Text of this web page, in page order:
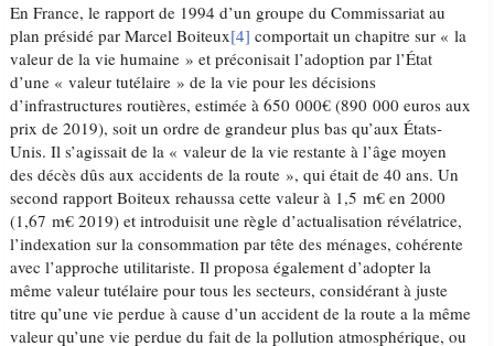
En France, le rapport de 1994 d’un groupe du Commissariat au
plan présidé par Marcel Boiteux[4] comportait un chapitre sur « la
valeur de la vie humaine » et préconisait l’adoption par l’État
d’une « valeur tutélaire » de la vie pour les décisions
d’infrastructures routières, estimée à 650 000€ (890 000 euros aux
prix de 2019), soit un ordre de grandeur plus bas qu’aux États-
Unis. Il s’agissait de la « valeur de la vie restante à l’âge moyen
des décès dûs aux accidents de la route », qui était de 40 ans. Un
second rapport Boiteux rehaussa cette valeur à 1,5 m€ en 2000
(1,67 m€ 2019) et introduisit une règle d’actualisation révélatrice,
l’indexation sur la consommation par tête des ménages, cohérente
avec l’approche utilitariste. Il proposa également d’adopter la
même valeur tutélaire pour tous les secteurs, considérant à juste
titre qu’une vie perdue à cause d’un accident de la route a la même
valeur qu’une vie perdue du fait de la pollution atmosphérique, ou